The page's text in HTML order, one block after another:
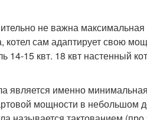
не важна
котел сам адаптирует свою
15 квт. 18 квт настенный
является именно
мощности в небольшом